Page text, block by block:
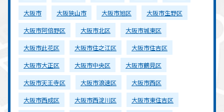
大阪市 大阪狭山市 大阪市旭区 大阪市生野区
大阪市阿倍野区 大阪市北区 大阪市城東区
大阪市此花区 大阪市住之江区 大阪市住吉区
大阪市大正区 大阪市中央区 大阪市鶴見区
大阪市天王寺区 大阪市浪速区 大阪市西区
大阪市西成区 大阪市西淀川区 大阪市東住吉区